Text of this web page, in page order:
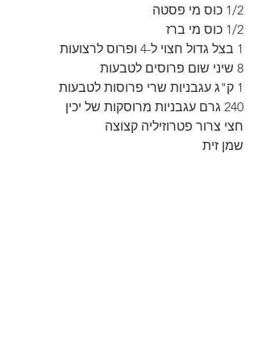
1/2 כוס מי פסטה
1/2 כוס מי ברז
1 בצל גדול חצוי ל-4 ופרוס לרצועות
8 שיני שום פרוסים לטבעות
1 ק"ג עגבניות שרי פרוסות לטבעות
240 גרם עגבניות מרוסקות של יכין
חצי צרור פטרוזיליה קצוצה
שמן זית